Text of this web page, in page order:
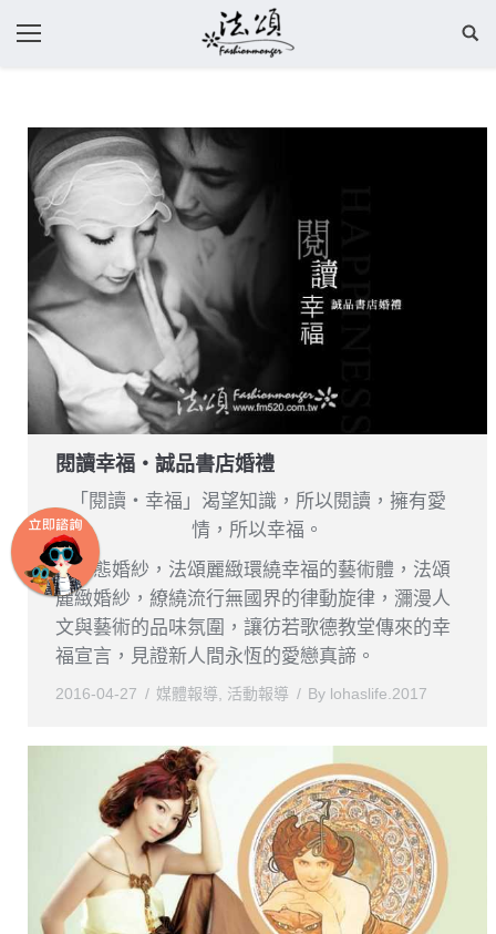
閱讀幸福‧誠品書店婚禮
「閱讀‧幸福」渴望知識，所以閱讀，擁有愛
情，所以幸福。
新形態婚紗，法頌麗緻環繞幸福的藝術體，法頌
麗緻婚紗，繚繞流行無國界的律動旋律，瀰漫人
文與藝術的品味氛圍，讓彷若歌德教堂傳來的幸
福宣言，見證新人間永恆的愛戀真諦。
2016-04-27 媒體報導 活動報導 By lohaslife.2017